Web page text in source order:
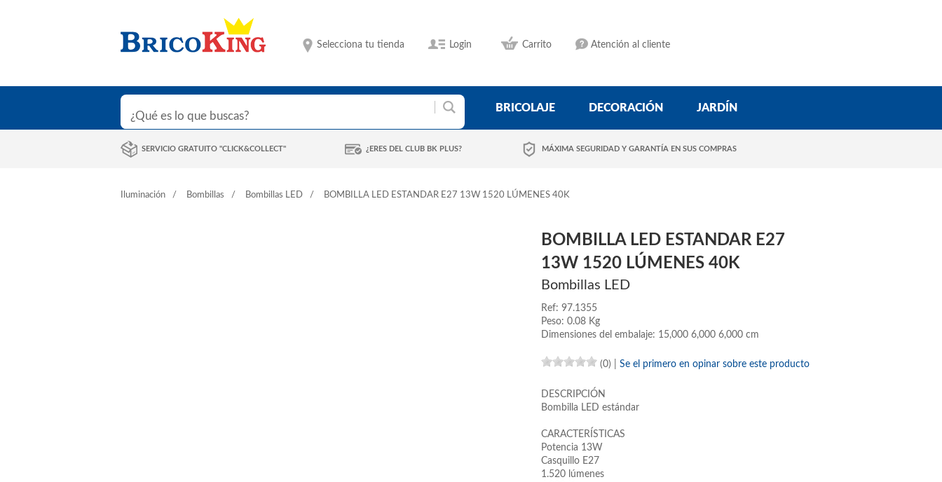
Selecciona tu tienda Login Carrito Atención al cliente
BRICOLAJE DECORACIÓN JARDÍN
SERVICIO GRATUITO "CLICK&COLLECT" ¿ERES DEL CLUB BK PLUS? MÁXIMA SEGURIDAD Y GARANTÍA EN SUS COMPRAS
Iluminación Bombillas Bombillas LED BOMBILLA LED ESTANDAR E27 13W 1520 LÚMENES 40K
BOMBILLA LED ESTANDAR E27
13W 1520 LÚMENES 40K
Bombillas LED
Ref: 97.1355
Peso: 0.08 Kg
Dimensiones del embalaje: 15,000 6,000 6,000 cm
(0) Se el primero en opinar sobre este producto
DESCRIPCIÓN
Bombilla LED estándar
CARACTERÍSTICAS
Potencia 13W
Casquillo E27
1.520 lúmenes